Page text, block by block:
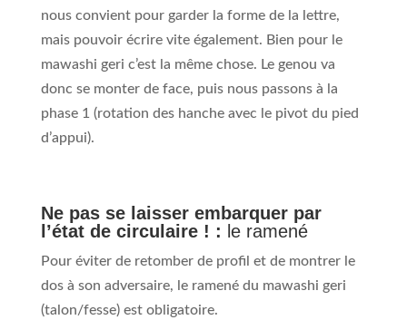
nous convient pour garder la forme de la lettre,
mais pouvoir écrire vite également. Bien pour le
mawashi geri c’est la même chose. Le genou va
donc se monter de face, puis nous passons à la
phase 1 (rotation des hanche avec le pivot du pied
d’appui).
Ne pas se laisser embarquer par
l’état de circulaire ! : le ramené
Pour éviter de retomber de profil et de montrer le
dos à son adversaire, le ramené du mawashi geri
(talon/fesse) est obligatoire.